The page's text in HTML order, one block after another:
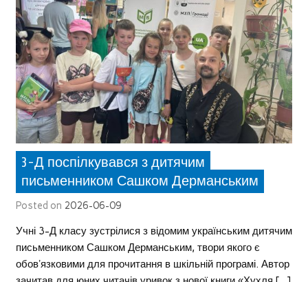
3-Д поспілкувався з дитячим
письменником Сашком Дерманським
Posted on 2026-06-09
Учні 3-Д класу зустрілися з відомим українським дитячим
письменником Сашком Дерманським, твори якого є
обовʼязковими для прочитання в шкільній програмі. Автор